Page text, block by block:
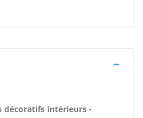
décoratifs intérieurs -